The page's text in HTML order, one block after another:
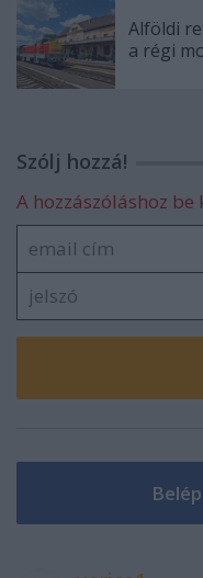
Alföldi
a régi
Szólj hozzá!
A hozzászóláshoz be